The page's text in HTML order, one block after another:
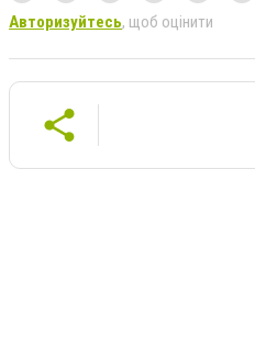
Авторизуйтесь, щоб оцінити